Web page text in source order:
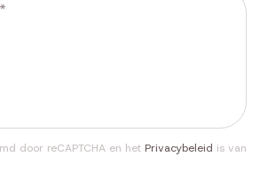
door reCAPTCHA en het Privacybeleid is van